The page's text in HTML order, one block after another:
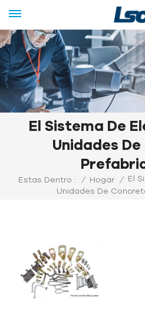
El Sistema De
Unidades
Estas Dentro : / Hogar /
El
Unidades De